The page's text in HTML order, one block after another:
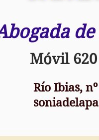
Móvil 620
Río Ibias,